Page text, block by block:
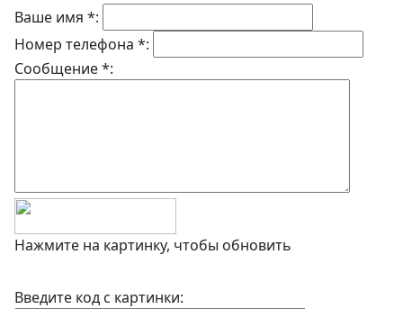
Ваше имя *:
Номер телефона *:
Сообщение *:
Нажмите на картинку, чтобы обновить
Введите код с картинки: